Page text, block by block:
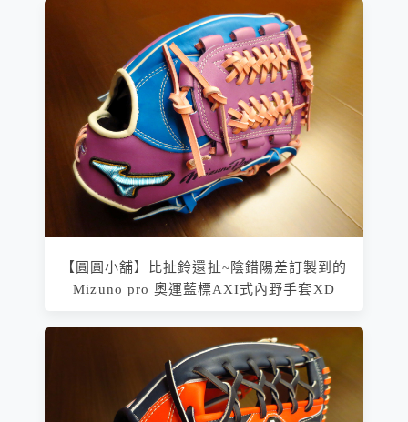
【圓圓小舖】比扯鈴還扯~陰錯陽差訂製到的
Mizuno pro 奧運藍標AXI式內野手套XD